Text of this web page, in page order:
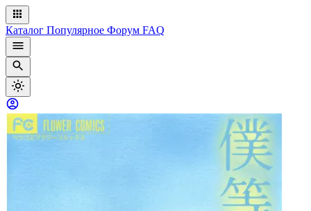
Каталог Популярное Форум FAQ